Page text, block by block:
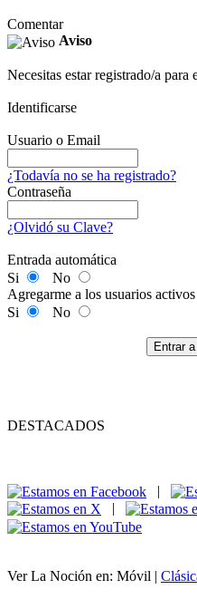
Comentar
Aviso
Necesitas estar registrado/a
Identificarse
Usuario o Email
¿Todavía no se ha registrado?
Contraseña
¿Olvidó su Clave?
Entrada automática
Si
No
Agregarme a los usuarios activos
Si
No
Entrar
DESTACADOS
|
|
Ver La Noción en: Móvil |